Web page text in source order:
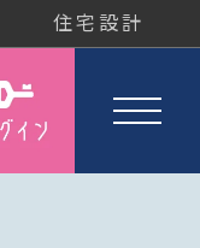
住宅設計